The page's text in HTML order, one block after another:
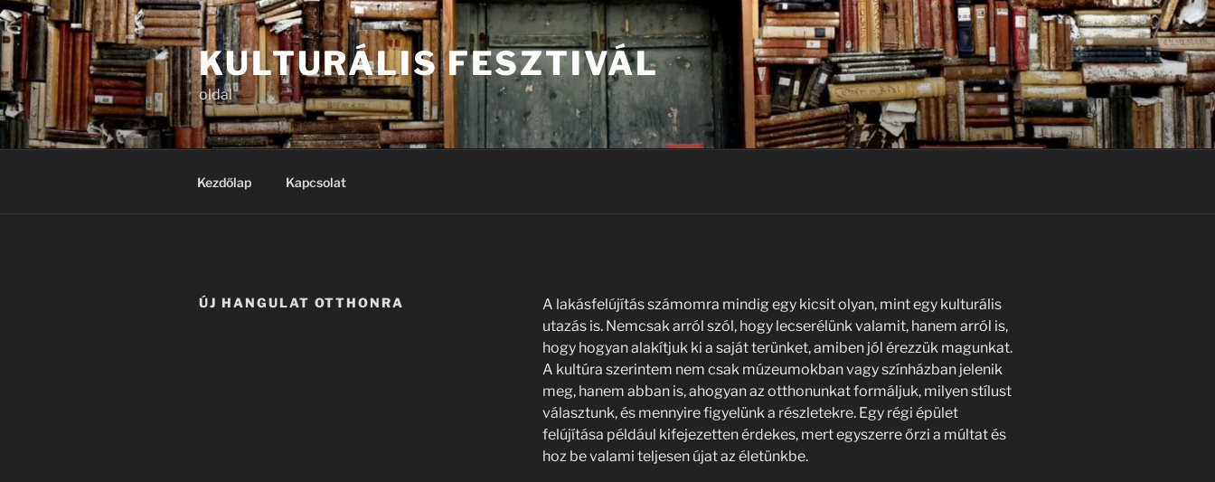
Tartalomhoz
KULTURÁLIS FESZTIVÁL
oldal
Kezdőlap Kapcsolat
ÚJ HANGULAT OTTHONRA
A lakásfelújítás számomra mindig egy kicsit olyan, mint egy kulturális
utazás is. Nemcsak arról szól, hogy lecserélünk valamit, hanem arról is,
hogy hogyan alakítjuk ki a saját terünket, amiben jól érezzük magunkat.
A kultúra szerintem nem csak múzeumokban vagy színházban jelenik
meg, hanem abban is, ahogyan az otthonunkat formáljuk, milyen stílust
választunk, és mennyire figyelünk a részletekre. Egy régi épület
felújítása például kifejezetten érdekes, mert egyszerre őrzi a múltat és
hoz be valami teljesen újat az életünkbe.